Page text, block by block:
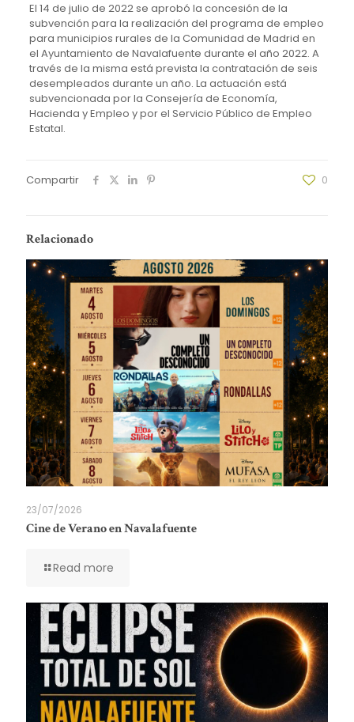
El 14 de julio de 2022 se aprobó la concesión de la
subvención para la realización del programa de empleo
para municipios rurales de la Comunidad de Madrid en
el Ayuntamiento de Navalafuente durante el año 2022. A
través de la misma está prevista la contratación de seis
desempleados durante un año. La actuación está
subvencionada por la Consejería de Economía,
Hacienda y Empleo y por el Servicio Público de Empleo
Estatal.
Compartir 0
Relacionado
23/07/2026
Cine de Verano en Navalafuente
Read more